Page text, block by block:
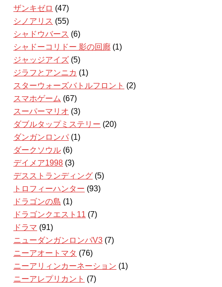
ザンキゼロ (47)
シノアリス (55)
シャドウバース (6)
シャドーコリドー 影の回廊 (1)
ジャッジアイズ (5)
ジラフとアンニカ (1)
スターウォーズバトルフロント (2)
スマホゲーム (67)
スーパーマリオ (3)
ダブルタップミステリー (20)
ダンガンロンパ (1)
ダークソウル (6)
デイメア1998 (3)
デスストランディング (5)
トロフィーハンター (93)
ドラゴンの島 (1)
ドラゴンクエスト11 (7)
ドラマ (91)
ニューダンガンロンパV3 (7)
ニーアオートマタ (76)
ニーアリィンカーネーション (1)
ニーアレプリカント (7)